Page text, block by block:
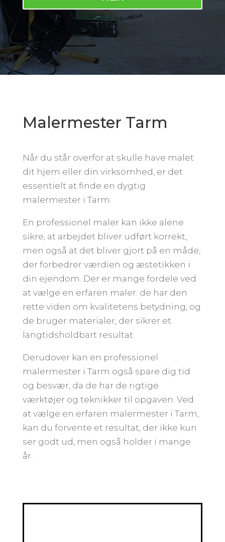
Malermester Tarm
Når du står overfor at skulle have malet
dit hjem eller din virksomhed, er det
essentielt at finde en dygtig
malermester i Tarm.
En professionel maler kan ikke alene
sikre, at arbejdet bliver udført korrekt,
men også at det bliver gjort på en måde,
der forbedrer værdien og æstetikken i
din ejendom. Der er mange fordele ved
at vælge en erfaren maler: de har den
rette viden om kvalitetens betydning, og
de bruger materialer, der sikrer et
langtidsholdbart resultat.
Derudover kan en professionel
malermester i Tarm også spare dig tid
og besvær, da de har de rigtige
værktøjer og teknikker til opgaven. Ved
at vælge en erfaren malermester i Tarm,
kan du forvente et resultat, der ikke kun
ser godt ud, men også holder i mange
år.